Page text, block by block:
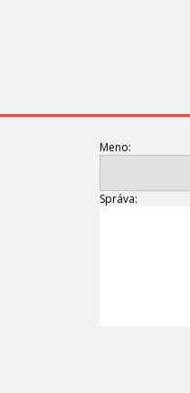
Meno:
Správa: